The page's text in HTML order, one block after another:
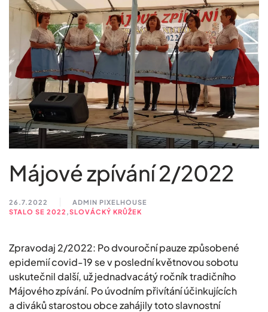
Májové zpívání 2/2022
26.7.2022
ADMIN PIXELHOUSE
STALO SE 2022 SLOVÁCKÝ KRŮŽEK
Zpravodaj 2/2022: Po dvouroční pauze způsobené
epidemií covid-19 se v poslední květnovou sobotu
uskutečnil další, už jednadvacátý ročník tradičního
Májového zpívání. Po úvodním přivítání účinkujících
a diváků starostou obce zahájily toto slavnostní